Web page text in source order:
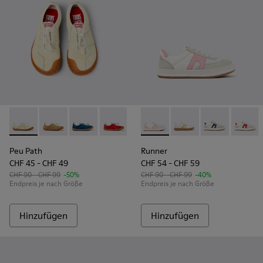
Peu Path - K800694-003 - Gelbe Sneaker aus Nubukleder
Peu Path - K800694-004 - Braune Sneaker aus
Peu Path - K800694-002 - Blaue
Peu Path - K800694-001 - Rote
Peu Path
CHF 45 - CHF 49
CHF 90 - CHF 99 -50%
Endpreis je nach Größe
Hinzufügen
Runner - K800653-003 -
Runner - K800653-
Runner -
Runner
CHF 54 - CHF 59
CHF 90 - CHF 99 -40%
Endpreis je nach Größe
Hinzufügen